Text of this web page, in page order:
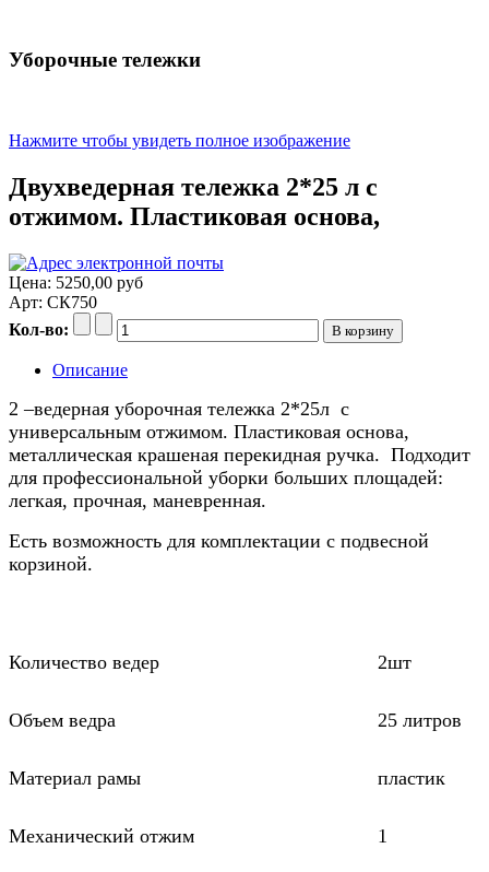
Уборочные тележки
Нажмите чтобы увидеть полное изображение
Двухведерная тележка 2*25 л с
отжимом. Пластиковая основа,
Цена: 5250,00 руб
Арт: СК750
Кол-во:
Описание
2 –ведерная уборочная тележка 2*25л с
универсальным отжимом. Пластиковая основа,
металлическая крашеная перекидная ручка. Подходит
для профессиональной уборки больших площадей:
легкая, прочная, маневренная.
Есть возможность для комплектации с подвесной
корзиной.
Количество ведер 2шт
Объем ведра 25 литров
Материал рамы пластик
Механический отжим 1